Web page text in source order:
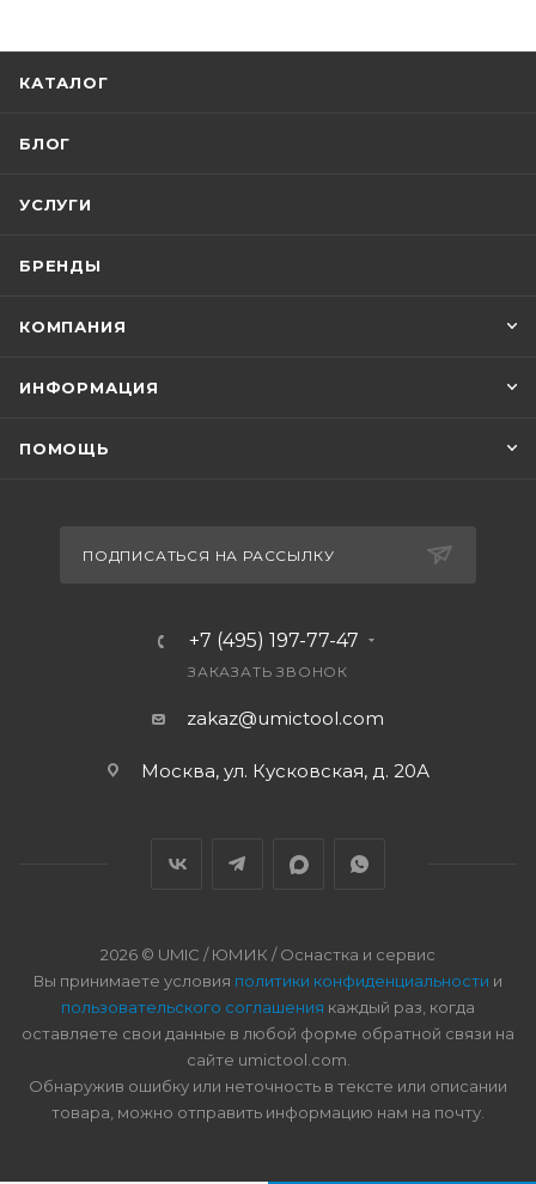
КАТАЛОГ
БЛОГ
УСЛУГИ
БРЕНДЫ
КОМПАНИЯ
ИНФОРМАЦИЯ
ПОМОЩЬ
ПОДПИСАТЬСЯ НА РАССЫЛКУ
+7 (495) 197-77-47
ЗАКАЗАТЬ ЗВОНОК
zakaz@umictool.com
Москва, ул. Кусковская, д. 20А
2026 © UMIC / ЮМИК / Оснастка и сервис
Вы принимаете условия политики конфиденциальности и
пользовательского соглашения каждый раз, когда
оставляете свои данные в любой форме обратной связи на
сайте umictool.com.
Обнаружив ошибку или неточность в тексте или описании
товара, можно отправить информацию нам на почту.